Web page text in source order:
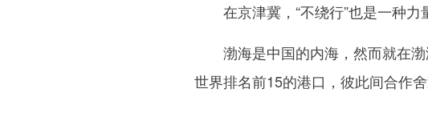
在京津冀，“不绕行”也是一种力
渤海是中国的内海，然而就在渤
世界排名前15的港口，彼此间合作舍